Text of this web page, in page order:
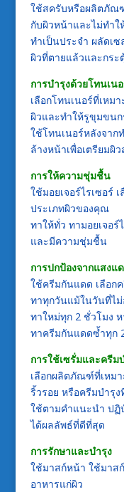
ใช้สครับหรือผลิตภัณ
กับผิวหน้าและไม่ทำใ
ทำเป็นประจำ ผลัดเ
ผิวที่ตายแล้วและกระ
การบำรุงด้วยโทนเน
เลือกโทนเนอร์ที่เหม
ผิวและทำให้รูขุมขน
ใช้โทนเนอร์หลังจาก
ล้างหน้าเพื่อเตรียมผิ
การให้ความชุ่มชื้น
ใช้มอยเจอร์ไรเซอร์
ประเภทผิวของคุณ
ทาให้ทั่ว ทามอยเจอร์
และมีความชุ่มชื้น
การปกป้องจากแสงแ
ใช้ครีมกันแดด เลือก
ทาทุกวันแม้ในวันที่ไ
ทาใหม่ทุก 2 ชั่วโมง
ทาครีมกันแดดซ้ำทุก
การใช้เซรั่มและครีม
เลือกผลิตภัณฑ์ที่เหม
ริ้วรอย หรือครีมบำรุง
ใช้ตามคำแนะนำ ป
ได้ผลลัพธ์ที่ดีที่สุด
การรักษาและบำรุง
ใช้มาสก์หน้า ใช้มาส
อาหารแก่ผิว